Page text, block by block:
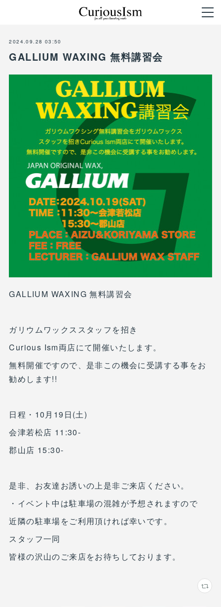
2024.09.28 03:50
GALLIUM WAXING 無料講習会
GALLIUM WAXING 無料講習会
ガリウムワックススタッフを招き
Curious Ism両店にて開催いたします。
無料開催ですので、是非この機会に受講する事をお
勧めします!!
日程・10月19日(土)
会津若松店 11:30-
郡山店 15:30-
是非、お友達お誘いの上是非ご来店ください。
・イベント中は駐車場の混雑が予想されますので
近隣の駐車場をご利用頂ければ幸いです。
スタッフ一同
皆様の沢山のご来店をお待ちしております。